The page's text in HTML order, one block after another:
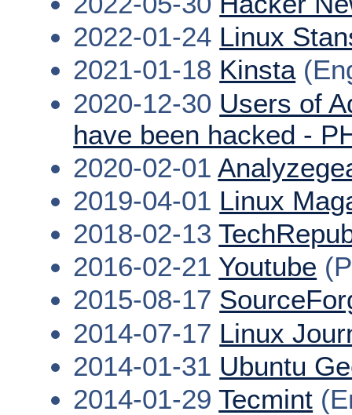
2022-01-24 Linux
2021-01-18 Kinsta
2020-12-30 Users of
have been hacked -
2020-02-01
2019-04-01 Linux
2018-02-13
2016-02-21 Youtube
2015-08-17
2014-07-17 Linux
2014-01-31 Ubuntu
2014-01-29Tecmint